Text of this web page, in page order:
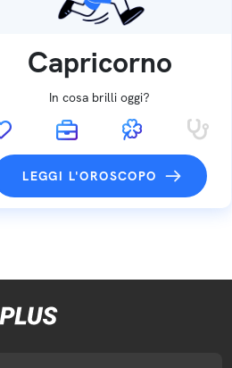
Capricorno
In cosa brilli oggi?
LEGGI L'OROSCOPO